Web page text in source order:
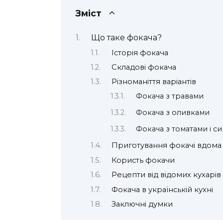
Зміст
Що таке фокача?
Історія фокача
Складові фокача
Різноманіття варіантів
Фокача з травами
Фокача з оливками
Фокача з томатами і
Приготування фокачі вдома
Користь фокачи
Рецепти від відомих кухарів
Фокача в українській кухні
Заключні думки